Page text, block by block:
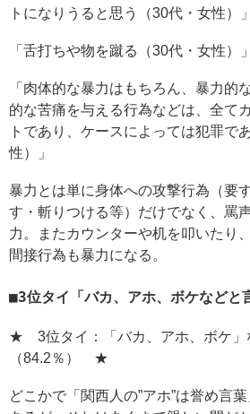
トになりうると思う（30代・女性）」
「舌打ちや物を蹴る（30代・女性）」
「肉体的な暴力はもちろん、暴力的
的な苦痛を与える行為などは、全て
トであり、ケースによっては犯罪で
性）」
暴力とは単に身体への攻撃行為（要
す・斬りつける等）だけでなく、罵
力。またカウンターや机を叩いたり
間接行為も暴力になる。
3位タイ「バカ、アホ、ボケなど
★ 3位タイ：「バカ、アホ、ボケ
（84.2％） ★
どこかで「関西人の”アホ”は誉め言